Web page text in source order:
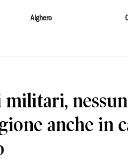
Alghero
militari,
anche in